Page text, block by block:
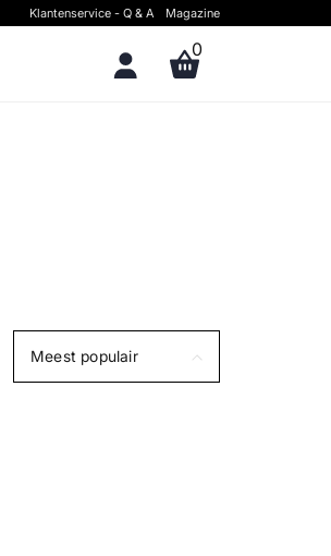
Klantenservice - Q & A Magazine
0
Meest populair